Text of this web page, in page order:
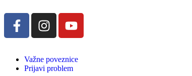
Važne poveznice
Prijavi problem